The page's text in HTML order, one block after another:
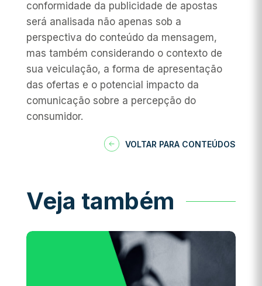
conformidade da publicidade de apostas
será analisada não apenas sob a
perspectiva do conteúdo da mensagem,
mas também considerando o contexto de
sua veiculação, a forma de apresentação
das ofertas e o potencial impacto da
comunicação sobre a percepção do
consumidor.
VOLTAR PARA CONTEÚDOS
Veja também